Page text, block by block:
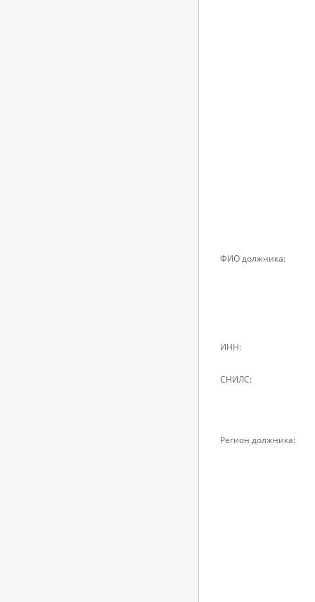
ФИО должника:
ИНН:
СНИЛС:
Регион должника: